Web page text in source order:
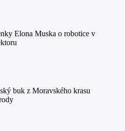
Elona Muska o robotice v
buk z Moravského krasu